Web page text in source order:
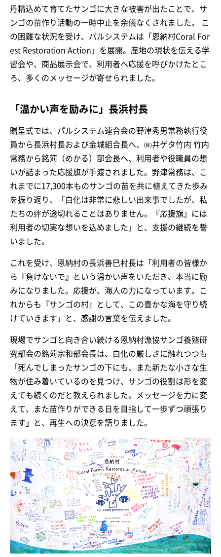
丹精込めて育てたサンゴに大きな被害が出たことで、サ
ンゴの苗作り活動の一時中止を余儀なくされました。 こ
の困難な状況を受け、パルシステムは「恩納村Coral For
est Restoration Action」を展開。産地の現状を伝える学
習会や、商品展示会で、利用者へ応援を呼びかけたとこ
ろ、多くのメッセージが寄せられました。
「温かい声を励みに」長浜村長
贈呈式では、パルシステム連合会の野津秀男常務執行役
員から長浜村長および金城組合長へ、㈱井ゲタ竹内 竹内
常務から銘苅（めかる）部会長へ、利用者や役職員の想
いが詰まった応援旗が手渡されました。野津常務は、こ
れまでに17,300本ものサンゴの苗を共に植えてきた歩み
を振り返り、「白化は非常に悲しい出来事でしたが、私
たちの絆が途切れることはありません。『応援旗』には
利用者の切実な想いを込めました」と、支援の継続を誓
いました。
これを受け、恩納村の長浜善巳村長は「利用者の皆様か
ら『負けないで』という温かい声をいただき、本当に励
みになりました。応援が、海人の力になっています。こ
れからも『サンゴの村』として、この豊かな海を守り続
けていきます」と、感謝の言葉を伝えました。
現場でサンゴと向き合い続ける恩納村漁協サンゴ養殖研
究部会の銘苅宗和部会長は、白化の厳しさに触れつつも
「死んでしまったサンゴの下にも、また新たな小さな生
物が住み着いているのを見つけ、サンゴの役割は形を変
えても続くのだと教えられました。メッセージを力に変
えて、また苗作りができる日を目指して一歩ずつ頑張り
ます」と、再生への決意を語りました。